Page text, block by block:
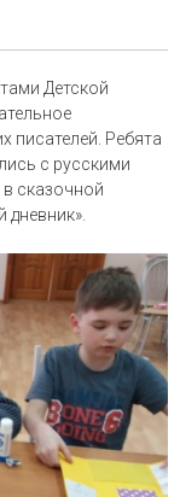
Детской
писателей. Ребята
с русскими
сказочной